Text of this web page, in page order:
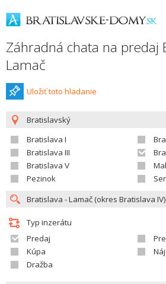
Záhradná chata na predaj
Lamač
Uložiť toto hladanie
Bratislavský
Bratislava I
Bratislava III
Bratislava V
Pezinok
Typ inzerátu
Predaj
Kúpa
Dražba